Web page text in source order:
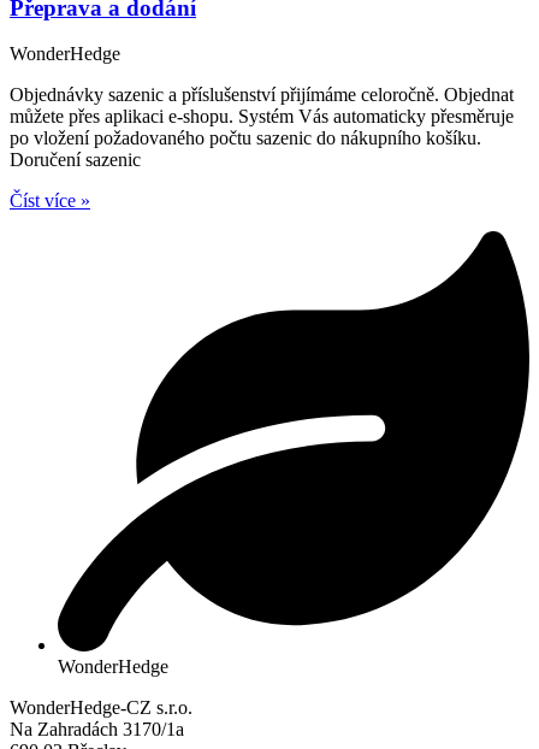
Přeprava a dodání
WonderHedge
Objednávky sazenic a příslušenství přijímáme celoročně. Objednat
můžete přes aplikaci e-shopu. Systém Vás automaticky přesměruje
po vložení požadovaného počtu sazenic do nákupního košíku.
Doručení sazenic
Číst více »
WonderHedge
WonderHedge-CZ s.r.o.
Na Zahradách 3170/1a